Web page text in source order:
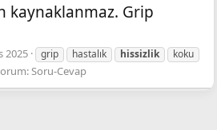
kaynaklanmaz. Grip
2025 grip hastalık hissizlik
koku
Soru-Cevap